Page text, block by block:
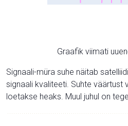
Graafik viimati
Signaali-müra suhe näitab
signaali kvaliteeti. Suhte väärtust
loetakse heaks. Muul juhul on